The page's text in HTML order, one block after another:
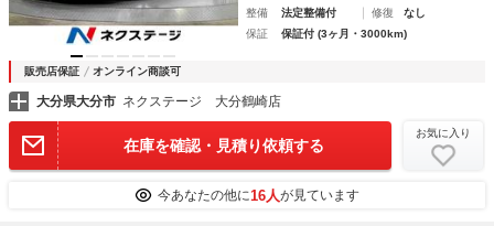
整備
法定整備付 修復
なし
保証
保証付 (3ヶ月・3000km)
販売店保証 オンライン商談可
大分県大分市 ネクステージ 大分鶴崎店
在庫を確認・見積り依頼する
お気に入り
今あなたの他に16人が見ています